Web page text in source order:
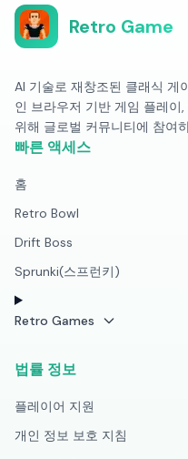
Retro Game
AI 기술로 재창조된 클래식 게
인 브라우저 기반 게임 플레이
위해 글로벌 커뮤니티에 참여
빠른 액세스
홈
Retro Bowl
Drift Boss
Sprunki(스프런키)
Retro Games
법률 정보
플레이어 지원
개인 정보 보호 지침